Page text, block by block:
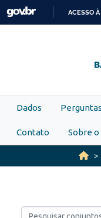
Skip to main content
ACESSO
Dados
Contato Sobre